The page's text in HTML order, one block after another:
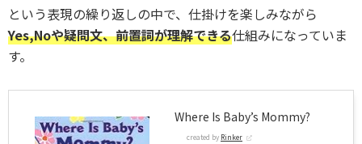
という表現の繰り返しの中で、仕掛けを楽しみながら
Yes,Noや疑問文、前置詞が理解できる仕組みになっていま
す。
Where Is Baby’s Mommy?
created by Rinker